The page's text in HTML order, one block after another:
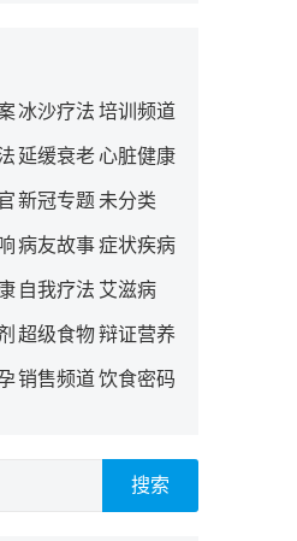
冰沙疗法 培训频道
延缓衰老 心脏健康
新冠专题 未分类
病友故事症状疾病
自我疗法 艾滋病
超级食物辩证营养
销售频道饮食密码
搜索